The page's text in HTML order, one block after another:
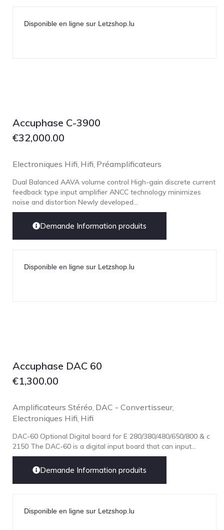
Disponible en ligne sur Letzshop.lu
Accuphase C-3900
€32,000.00
Electroniques Hifi Hifi Préamplificateurs
Dual Balanced AAVA volume control High-gain discrete current
feedback type input amplifier ANCC technology minimizes
noise and distortion Newly developed...
Demande Information produits
Disponible en ligne sur Letzshop.lu
Accuphase DAC 60
€1,300.00
Amplificateurs Stéréo DAC - Convertisseur,
Electroniques Hifi Hifi
DAC-60 Optional Digital board for E 280/380/480/650/800 & c
2150 The DAC-60 is a digital input board that can input...
Demande Information produits
Disponible en ligne sur Letzshop.lu